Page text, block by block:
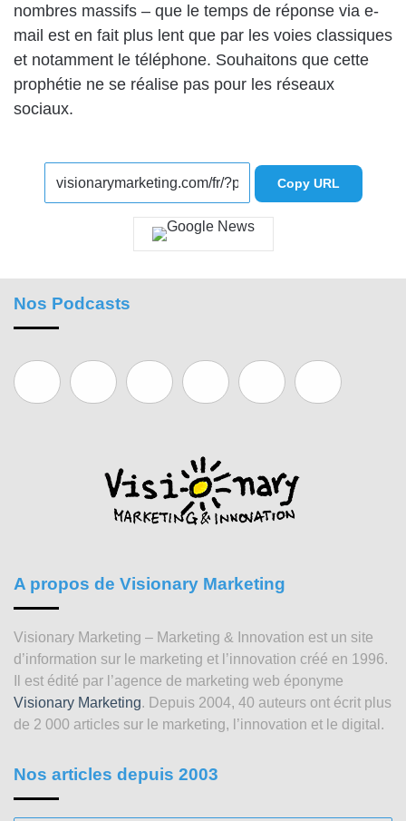
nombres massifs – que le temps de réponse via e-
mail est en fait plus lent que par les voies classiques
et notamment le téléphone. Souhaitons que cette
prophétie ne se réalise pas pour les réseaux
sociaux.
Copy URL
Nos Podcasts
A propos de Visionary Marketing
Visionary Marketing – Marketing & Innovation est un site
d’information sur le marketing et l’innovation créé en 1996.
Il est édité par l’agence de marketing web éponyme
Visionary Marketing. Depuis 2004, 40 auteurs ont écrit plus
de 2 000 articles sur le marketing, l’innovation et le digital.
Nos articles depuis 2003